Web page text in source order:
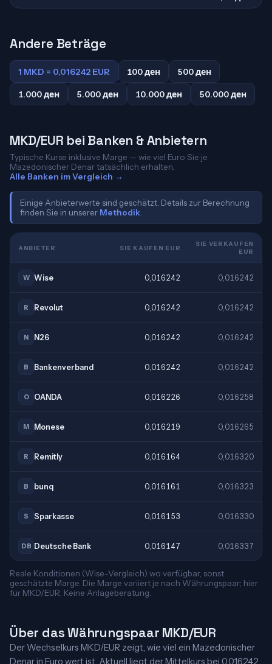
Andere Beträge
1 MKD = 0,016242 EUR 100 ден 500 ден
1.000 ден 5.000 ден 10.000 ден 50.000 ден
MKD/EUR bei Banken & Anbietern
Typische Kurse inklusive Marge — wie viel Euro Sie je
Mazedonischer Denar tatsächlich erhalten.
Alle Banken im Vergleich →
Einige Anbieterwerte sind geschätzt. Details zur Berechnung
finden Sie in unserer Methodik
ANBIETER SIE KAUFEN EUR
SIE VERKAUFEN
EUR
W Wise 0,016242 0,016242
R Revolut 0,016242 0,016242
N N26 0,016242 0,016242
B Bankenverband 0,016242 0,016242
O OANDA 0,016226 0,016258
M Monese 0,016219 0,016265
R Remitly 0,016164 0,016320
B bunq 0,016161 0,016323
S Sparkasse 0,016153 0,016330
DB Deutsche Bank 0,016147 0,016337
Reale Konditionen (Wise-Vergleich) wo verfügbar, sonst
geschätzte Marge. Die Marge variiert je nach Währungspaar; hier
für MKD/EUR. Keine Anlageberatung.
Über das Währungspaar MKD/EUR
Der Wechselkurs MKD/EUR zeigt, wie viel ein Mazedonischer
Denar in Euro wert ist. Aktuell liegt der Mittelkurs bei 0,016242